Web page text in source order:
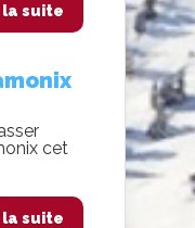
la suite
cet
la suite